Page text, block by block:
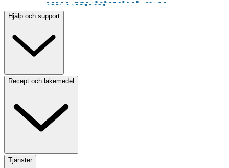
Hjälp och support
Recept och läkemedel
Tjänster